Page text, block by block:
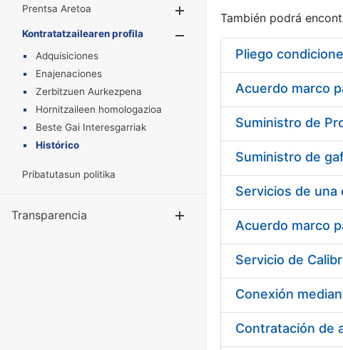
Prentsa Aretoa
Erakutsi/Ezkutatu
Kontratatzailearen profila
Erakutsi/Ezkutatu
Adquisiciones
Enajenaciones
Zerbitzuen Aurkezpena
Hornitzaileen homologazioa
Beste Gai Interesgarriak
Histórico
Pribatutasun politika
Transparencia Erakutsi/Ezkutatu
También podrá
Pliego
Acuerdo marco
Acuerdo marco